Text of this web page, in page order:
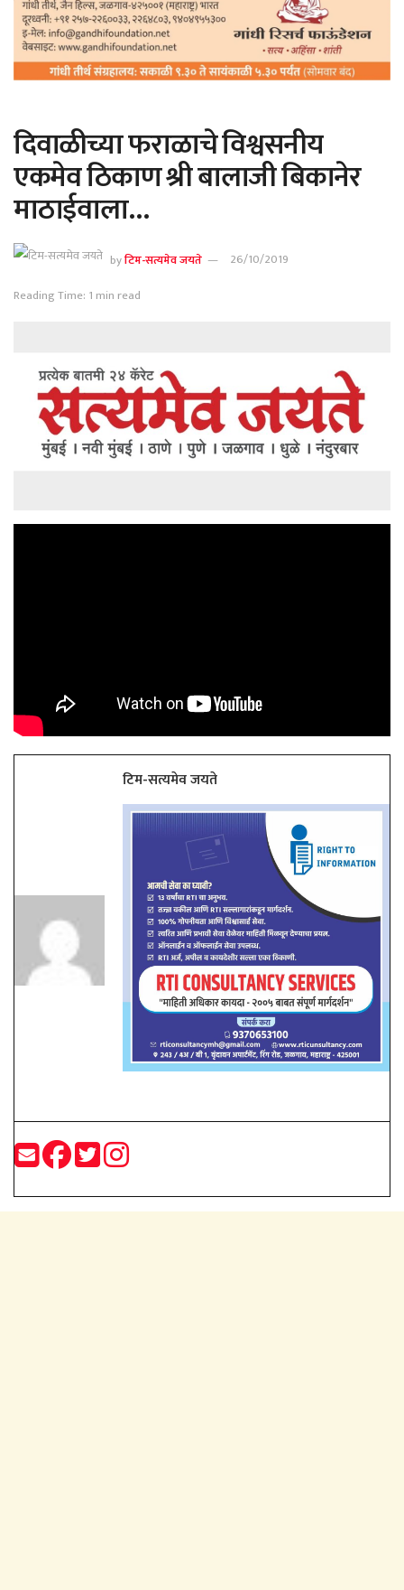
दिवाळीच्या फराळाचे विश्वसनीय
एकमेव ठिकाण श्री बालाजी बिकानेर
माठाईवाला…
byटिम-सत्यमेव जयते
26/10/2019
Reading Time: 1 min read
टिम-सत्यमेव जयते